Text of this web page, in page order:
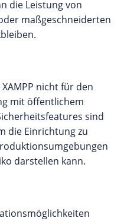
die Leistung von
maßgeschneiderten
nicht für den
mit öffentlichem
sind
die Einrichtung zu
darstellen kann.